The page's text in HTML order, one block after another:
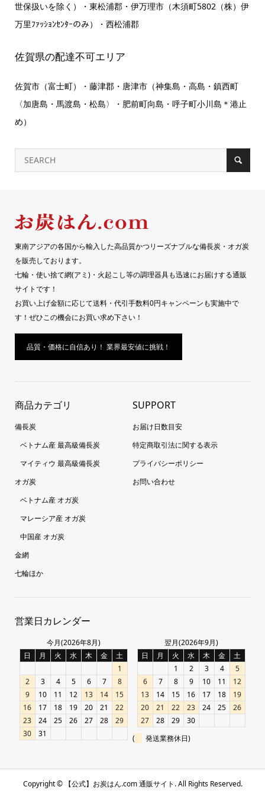
世保扱いを除く）・東松浦郡・伊万理市（木須町5802（株）伊
万里ﾌｧｯｼｮﾝｾﾝﾀｰのみ）・西松浦郡
佐賀県の配達不可エリア
佐賀市（富士町）・藤津郡・唐津市（神集島・高島・鎮西町
〈加唐島・馬渡島・松島〉・肥前町向島・呼子町小川島＊港止
め）
東南アジアの各国から輸入した高品質かつリーズナブルな備長炭・オガ炭
を販売しております。
七輪・使い捨て網(アミ)・火起こし等の調理器具も迅速にお届けする通販
サイトです！
お買い上げ金額に応じて送料・代引手数料0円キャンペーンも実施中で
す！ぜひこの機会にお買い求め下さい！
品質・価格に自信あり！ 業界最安値に挑戦！
商品カテゴリ
備長炭
ベトナム産 最高級備長炭
マイティウ 最高級備長炭
オガ炭
ベトナム産 オガ炭
マレーシア産 オガ炭
中国産 オガ炭
金網
七輪ほか
SUPPORT
お届け日数目安
特定商取引法に関する表示
プライバシーポリシー
お問い合わせ
営業日カレンダー
今月(2026年8月)
日
月 火 水 木 金
土
1
2
3 4 5 6 7
8
9
10 11 12 13 14
15
16
17 18 19 20 21
22
23
24 25 26 27 28
29
30
31
翌月(2026年9月)
日
月 火 水 木 金
土
1
2 3 4
5
6
7 8 9 10 11
12
13
14 15 16 17 18
19
20
21 22 23 24 25
26
27
28 29
30
(
発送業務休日)
Copyright ©【公式】お炭はん.com 通販サイト. All Rights Reserved.